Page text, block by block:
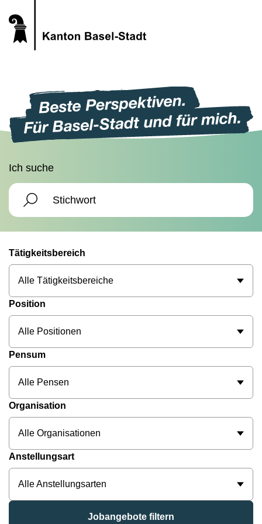
Ich suche
Tätigkeitsbereich
Alle Tätigkeitsbereiche
Position
Alle Positionen
Pensum
Alle Pensen
Organisation
Alle Organisationen
Anstellungsart
Alle Anstellungsarten
Jobangebote filtern